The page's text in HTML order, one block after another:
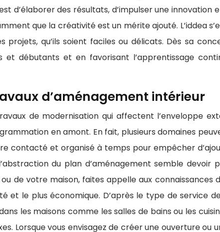
d’élaborer des résultats, d’impulser une
que la créativité est un mérite ajouté. L’iddea
projets, qu’ils soient faciles ou délicats. Dès sa
et débutants et en favorisant l’apprentissage
d’aménagement intérieur
de modernisation qui affectent l’enveloppe
en amont. En fait, plusieurs domaines
contacté et organisé à temps pour empêcher
du plan d’aménagement semble
de votre maison, faites appelle aux
et le plus économique. D’après le type de service
les maisons comme les salles de bains ou les
Lorsque vous envisagez de créer une ouverture